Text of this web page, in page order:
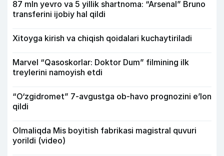
87 mln yevro va 5 yillik shartnoma: “Arsenal” Bruno
transferini ijobiy hal qildi
Xitoyga kirish va chiqish qoidalari kuchaytiriladi
Marvel “Qasoskorlar: Doktor Dum” filmining ilk
treylerini namoyish etdi
“O‘zgidromet” 7-avgustga ob-havo prognozini e’lon
qildi
Olmaliqda Mis boyitish fabrikasi magistral quvuri
yorildi (video)